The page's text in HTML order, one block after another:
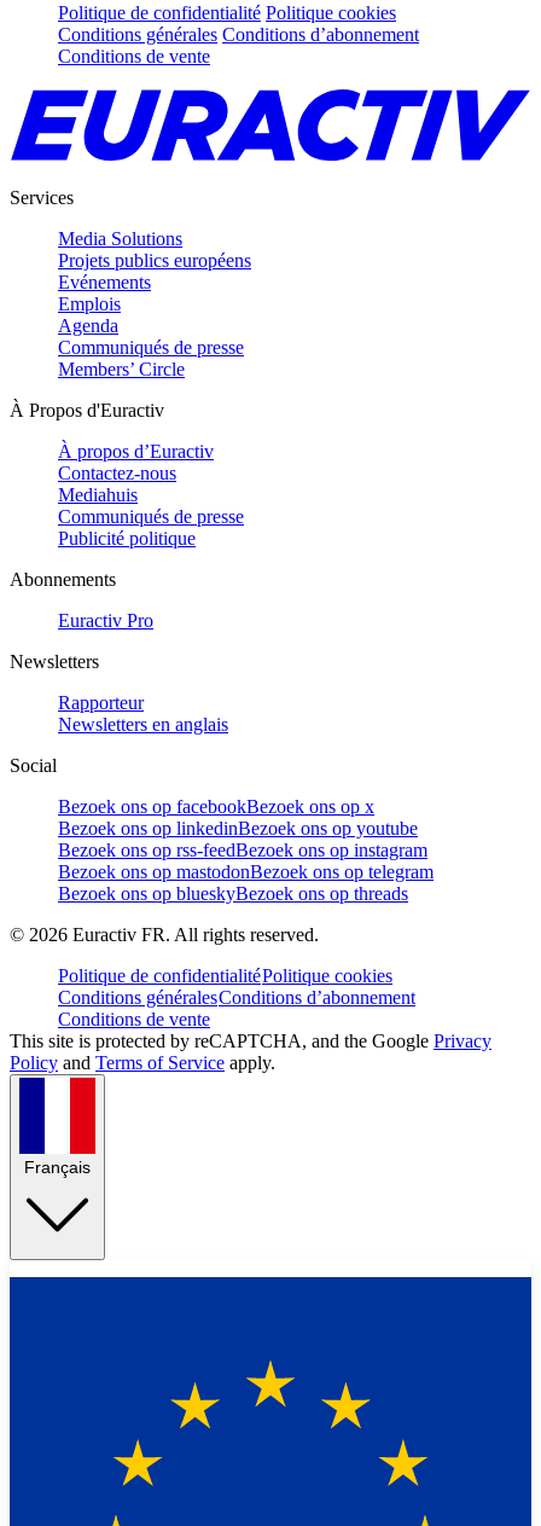
Politique de confidentialité Politique cookies
Conditions générales Conditions d’abonnement
Conditions de vente
Services
Media Solutions
Projets publics européens
Evénements
Emplois
Agenda
Communiqués de presse
Members’ Circle
À Propos d'Euractiv
À propos d’Euractiv
Contactez-nous
Mediahuis
Communiqués de presse
Publicité politique
Abonnements
Euractiv Pro
Newsletters
Rapporteur
Newsletters en anglais
Social
Bezoek ons op facebookBezoek ons op x
Bezoek ons op linkedinBezoek ons op youtube
Bezoek ons op rss-feedBezoek ons op instagram
Bezoek ons op mastodonBezoek ons op telegram
Bezoek ons op blueskyBezoek ons op threads
© 2026 Euractiv FR. All rights reserved.
Politique de confidentialitéPolitique cookies
Conditions généralesConditions d’abonnement
Conditions de vente
This site is protected by reCAPTCHA, and the Google Privacy
Policy and Terms of Service apply.
Français